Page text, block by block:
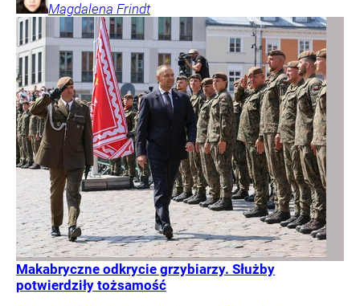
Magdalena Frindt
Makabryczne odkrycie grzybiarzy. Służby
potwierdziły tożsamość